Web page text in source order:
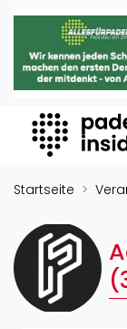
Padel
Home
Padel-Shops
Startseite